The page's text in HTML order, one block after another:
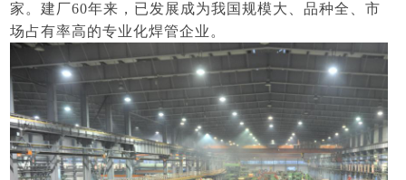
家。建厂60年来，已发展成为我国规模大、品种全、市
场占有率高的专业化焊管企业。